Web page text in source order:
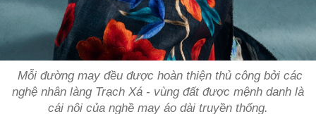
Mỗi đường may đều được hoàn thiện thủ công bởi các
nghệ nhân làng Trạch Xá - vùng đất được mệnh danh là
cái nôi của nghề may áo dài truyền thống.